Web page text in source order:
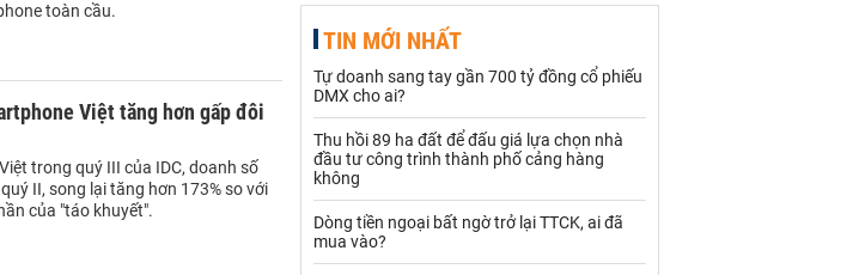
toàn cầu.
Việt tăng hơn gấp đôi
trong quý III của IDC, doanh số
II, song lại tăng hơn 173% so với
của "táo khuyết".
Hạt điều
Khí đốt
Kim loại khác Mắc ca
Muối
Nhựa - Hạt nhựa
TIN MỚI NHẤT
Tự doanh sang tay gần 700 tỷ đồng cổ phiếu
DMX cho ai?
Thu hồi 89 ha đất để đấu giá lựa chọn nhà
đầu tư công trình thành phố cảng hàng
không
Dòng tiền ngoại bất ngờ trở lại TTCK, ai đã
mua vào?